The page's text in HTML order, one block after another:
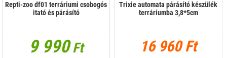
Repti-zoo df01 terráriumi csobogós
itató és párásító
9 990Ft
Trixie automata párásító készülék
terráriumba 3,8*5cm
16 960 Ft